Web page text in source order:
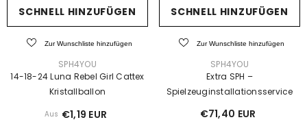
SCHNELL HINZUFÜGEN
Zur Wunschliste hinzufügen
SPH4YOU
14-18-24 Luna Rebel Girl Cattex
Kristallballon
Aus €1,19 EUR
SCHNELL HINZUFÜGEN
Zur Wunschliste hinzufügen
SPH4YOU
Extra SPH –
Spielzeuginstallationsservice
€71,40 EUR